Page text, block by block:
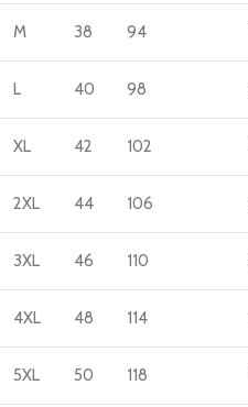
M 38 94
L 40 98
XL 42 102
2XL 44 106
3XL 46 110
4XL 48 114
5XL 50 118